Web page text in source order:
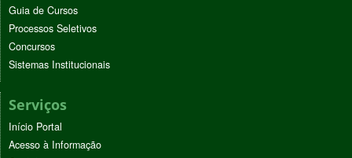
Guia de Cursos
Processos Seletivos
Concursos
Sistemas Institucionais
Serviços
Início Portal
Acesso à Informação